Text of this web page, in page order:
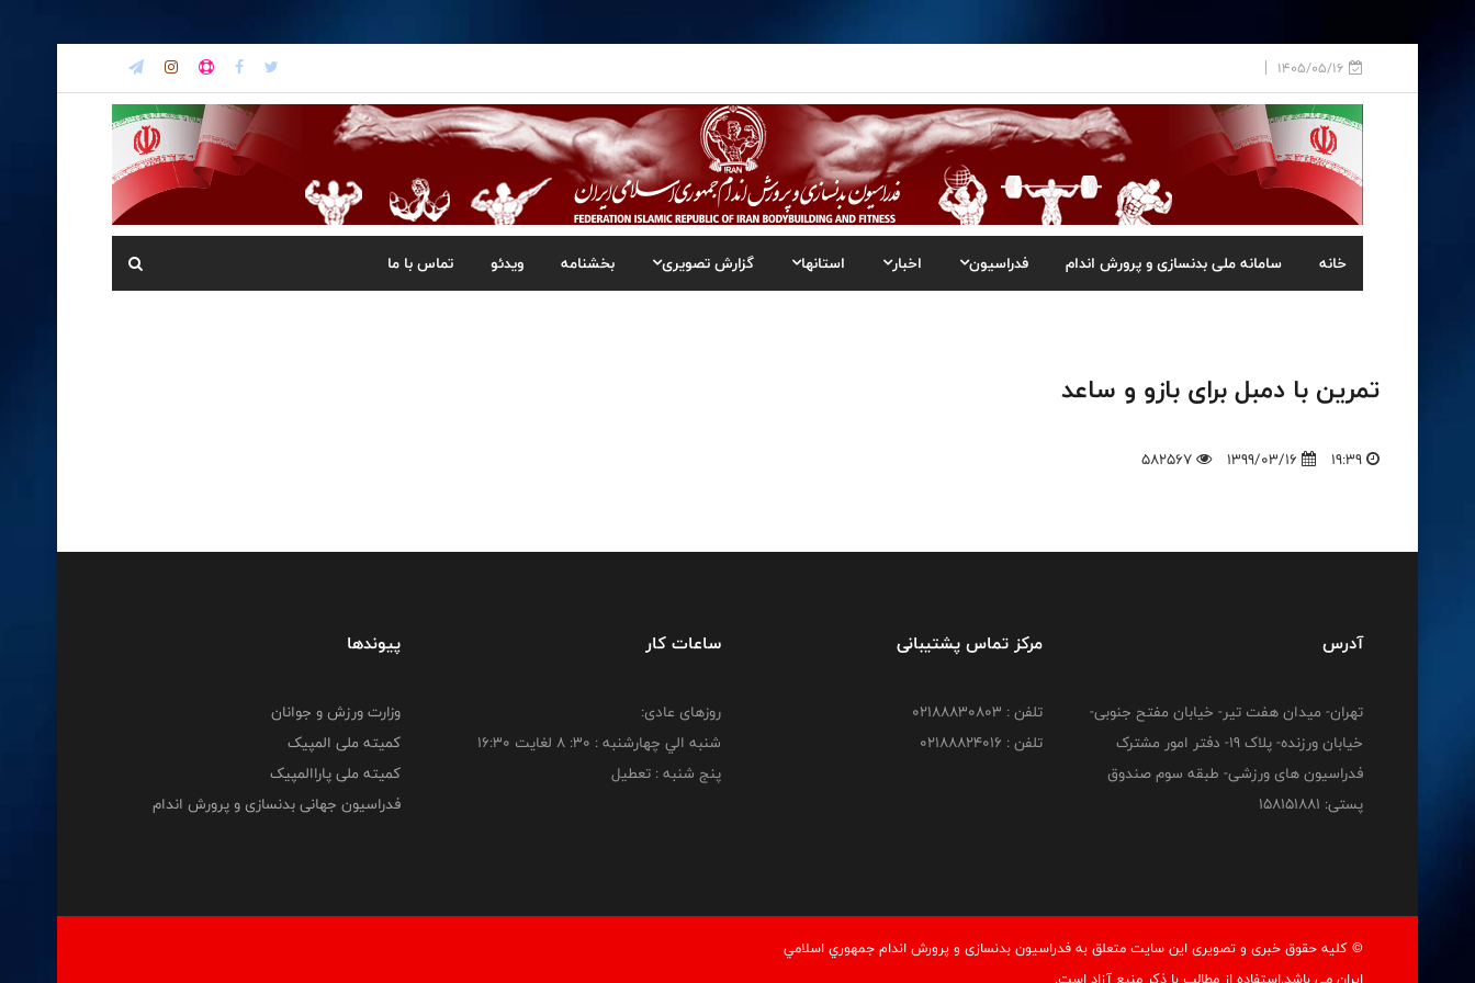
1405/05/16
خانه سامانه ملی بدنسازی و پرورش اندام فدراسیون اخبار استانها گزارش تصویری بخشنامه ویدئو تماس با ما
تمرین با دمبل برای بازو و ساعد
19:39
1399/03/16
582567
آدرس
تهران- میدان هفت تیر- خیابان مفتح جنوبی-
خیابان ورزنده- پلاک 19- دفتر امور مشترک
فدراسیون های ورزشی- طبقه سوم صندوق
پستی: 158151881
مرکز تماس پشتیبانی
تلفن : 02188830803
تلفن : 02188824016
ساعات کار
روزهای عادی:
شنبه الي چهارشنبه : 30: 8 لغايت 16:30
پنج شنبه : تعطیل
پیوندها
وزارت ورزش و جوانان
کمیته ملی المپیک
کمیته ملی پاراالمپیک
فدراسیون جهانی بدنسازی و پرورش اندام
© کليه حقوق خبری و تصويری اين سايت متعلق به فدراسيون بدنسازی و پرورش اندام جمهوري اسلامي